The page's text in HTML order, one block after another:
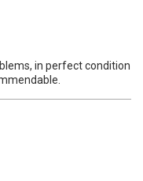
in perfect condition